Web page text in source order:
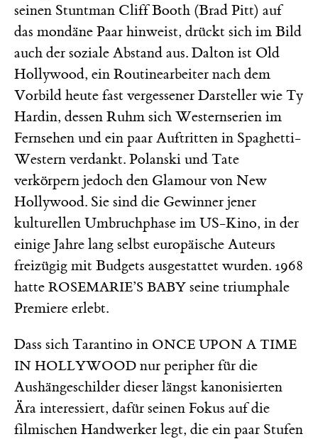
seinen Stuntman Cliff Booth (Brad Pitt) auf
das mondäne Paar hinweist, drückt sich im Bild
auch der soziale Abstand aus. Dalton ist Old
Hollywood, ein Routinearbeiter nach dem
Vorbild heute fast vergessener Darsteller wie Ty
Hardin, dessen Ruhm sich Westernserien im
Fernsehen und ein paar Auftritten in Spaghetti-
Western verdankt. Polanski und Tate
verkörpern jedoch den Glamour von New
Hollywood. Sie sind die Gewinner jener
kulturellen Umbruchphase im US-Kino, in der
einige Jahre lang selbst europäische Auteurs
freizügig mit Budgets ausgestattet wurden. 1968
hatte ROSEMARIE’S BABY seine triumphale
Premiere erlebt.
Dass sich Tarantino in ONCE UPON A TIME
IN HOLLYWOOD nur peripher für die
Aushängeschilder dieser längst kanonisierten
Ära interessiert, dafür seinen Fokus auf die
filmischen Handwerker legt, die ein paar Stufen